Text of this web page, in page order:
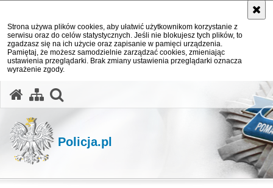
Strona używa plików cookies, aby ułatwić użytkownikom korzystanie z
serwisu oraz do celów statystycznych. Jeśli nie blokujesz tych plików, to
zgadzasz się na ich użycie oraz zapisanie w pamięci urządzenia.
Pamiętaj, że możesz samodzielnie zarządzać cookies, zmieniając
ustawienia przeglądarki. Brak zmiany ustawienia przeglądarki oznacza
wyrażenie zgody.
Policja.pl